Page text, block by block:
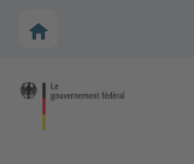
Vers la page